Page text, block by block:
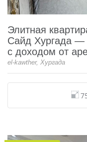
Элитная
Сайд Хургада —
с доходом от
el-kawther, Хургада